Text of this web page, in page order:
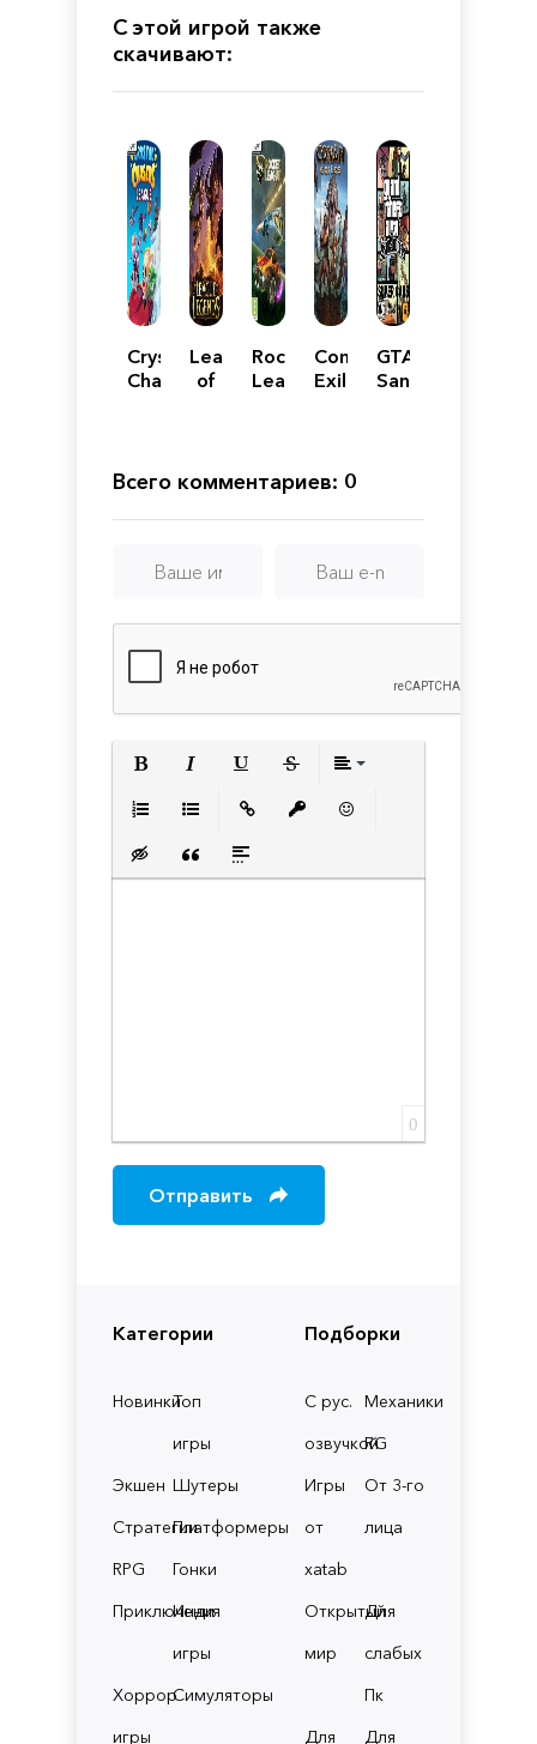
Категории
НовинкиТоп
игры
Экшен Шутеры
СтратегииПлатформеры
RPG
Гонки
Приключения
Инди
игры
Хоррор
игры
Симуляторы
Подборки
С рус.
озвучкой
Механики
RG
Игры
от
xatab
От 3-го
лица
Открытый
мир
Для
слабых
Пк
Для
Для
С этой игрой также
скачивают:
Crystal
Chasers
League
of
Rocket
League
Conan
Exiles
GTA
San
Всего комментариев: 0
Вставка скрытого текста
Вставка цитаты
Вставка спойлера
0
Отправить